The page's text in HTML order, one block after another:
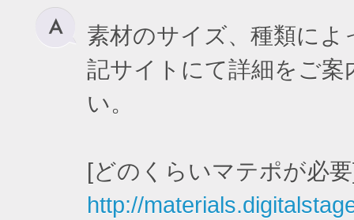
素材のサイズ、種類に
記サイトにて詳細をご
い。
[どのくらいマテポが必
http://